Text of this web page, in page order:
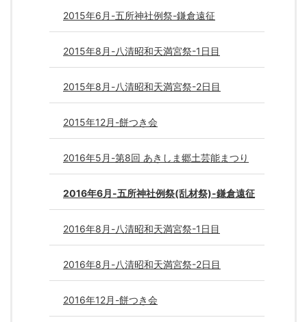
2015年6月-五所神社例祭-鎌倉遠征
2015年8月-八清昭和天満宮祭-1日目
2015年8月-八清昭和天満宮祭-2日目
2015年12月-餅つき会
2016年5月-第8回 あきしま郷土芸能まつり
2016年6月-五所神社例祭(乱材祭)-鎌倉遠征
2016年8月-八清昭和天満宮祭-1日目
2016年8月-八清昭和天満宮祭-2日目
2016年12月-餅つき会